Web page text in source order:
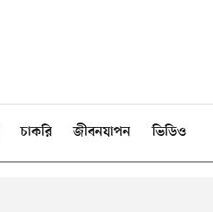
চাকরি জীবনযাপন ভিডিও